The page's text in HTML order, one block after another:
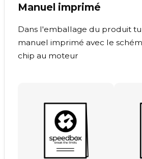
Manuel imprimé
Dans l'emballage du produit
manuel imprimé avec le
chip au moteur